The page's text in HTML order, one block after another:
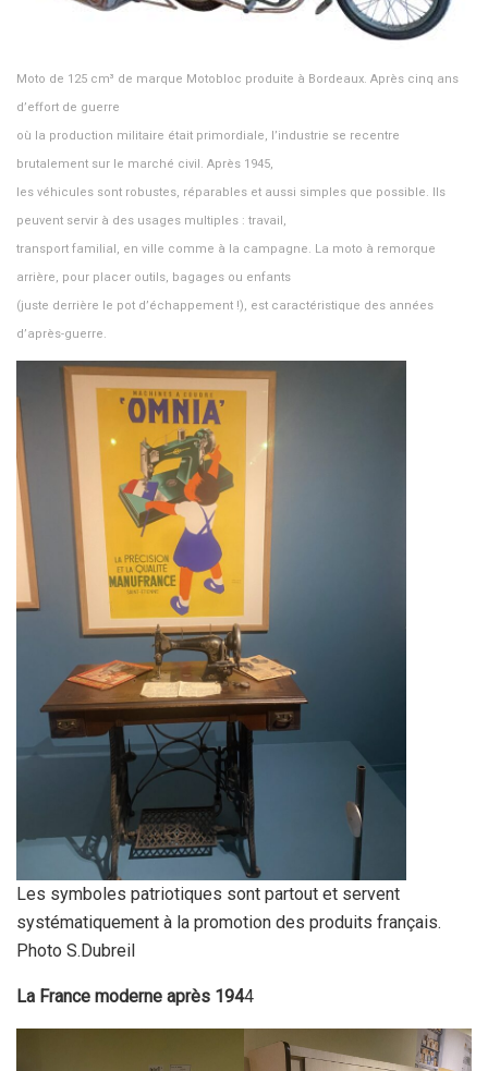
Moto de 125 cm³ de marque Motobloc produite à Bordeaux. Après cinq ans
d’effort de guerre
où la production militaire était primordiale, l’industrie se recentre
brutalement sur le marché civil. Après 1945,
les véhicules sont robustes, réparables et aussi simples que possible. Ils
peuvent servir à des usages multiples : travail,
transport familial, en ville comme à la campagne. La moto à remorque
arrière, pour placer outils, bagages ou enfants
(juste derrière le pot d’échappement !), est caractéristique des années
d’après-guerre.
Les symboles patriotiques sont partout et servent
systématiquement à la promotion des produits français.
Photo S.Dubreil
La France moderne après 1944